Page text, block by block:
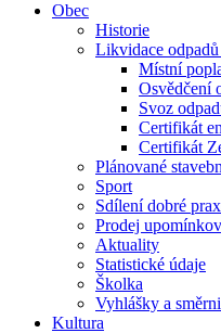
Obec
Historie
Likvidace
Místní
Osvědčení
Svoz
Certifikát
Certifikát
Plánované
Sport
Sdílení dobré
Prodej
Aktuality
Statistické údaje
Školka
Vyhlášky a
Kultura